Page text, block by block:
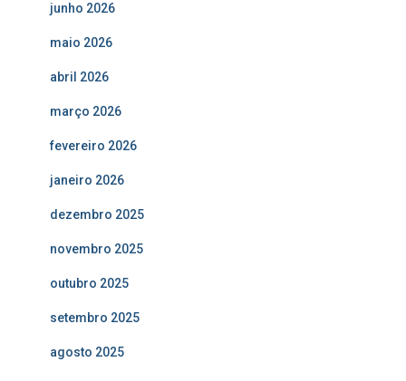
junho 2026
maio 2026
abril 2026
março 2026
fevereiro 2026
janeiro 2026
dezembro 2025
novembro 2025
outubro 2025
setembro 2025
agosto 2025